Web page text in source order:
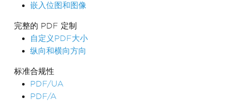
嵌入位图和图像
完整的 PDF 定制
自定义PDF大小
纵向和横向方向
标准合规性
PDF/UA
PDF/A